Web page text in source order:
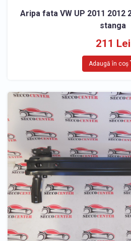
Aripa fata VW UP 2011 2012
stanga
211 Lei
Adaugă în coș